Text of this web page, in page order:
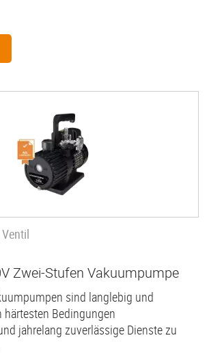
Zwei-Stufen Vakuumpumpe
sind langlebig und
härtesten Bedingungen
jahrelang zuverlässige Dienste zu